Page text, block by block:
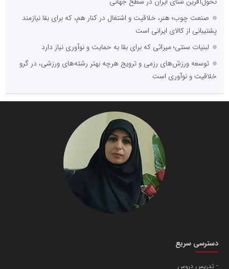
صنعت چوب؛ هنر، خلاقیت و اشتغال در کنار هم، که برای بقا نیازمند
پشتیبانی از کالای ایرانی است
لبنیات سنتی؛ میراثی که برای بقا به حمایت و نوآوری نیاز دارد
توسعه ورزش‌های رزمی و ترویج هرچه بهتر رشته‌های ورزشی، در گرو
خلاقیت و نوآوری است
دسترسی سریع
تدریس دروس